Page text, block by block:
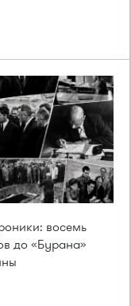
восемь
до «Бурана»